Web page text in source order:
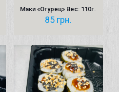
Маки «Огурец» Вес: 110г.
85 грн.